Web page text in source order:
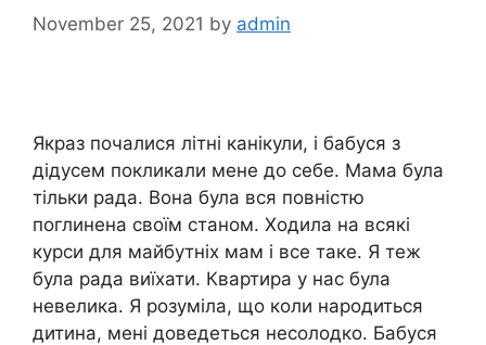
November 25, 2021 by admin
Якраз почалися літні канікули, і бабуся з
дідусем покликали мене до себе. Мама була
тільки рада. Вона була вся повністю
поглинена своїм станом. Ходила на всякі
курси для майбутніх мам і все таке. Я теж
була рада виїхати. Квартира у нас була
невелика. Я розуміла, що коли народиться
дитина, мені доведеться несолодко. Бабуся